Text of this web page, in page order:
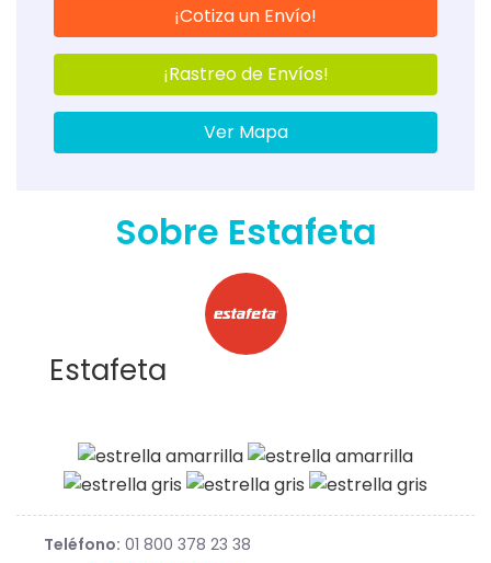
¡Cotiza un Envío!
¡Rastreo de Envíos!
Ver Mapa
Sobre Estafeta
Estafeta
Teléfono: 01 800 378 23 38